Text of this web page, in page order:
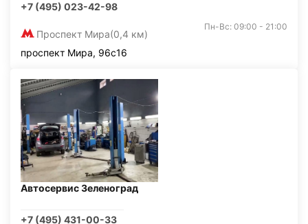
+7 (495) 023-42-98
Проспект Мира(0,4 км)
Пн-Вс: 09:00 - 21:00
проспект Мира, 96с16
Автосервис Зеленоград
+7 (495) 431-00-33